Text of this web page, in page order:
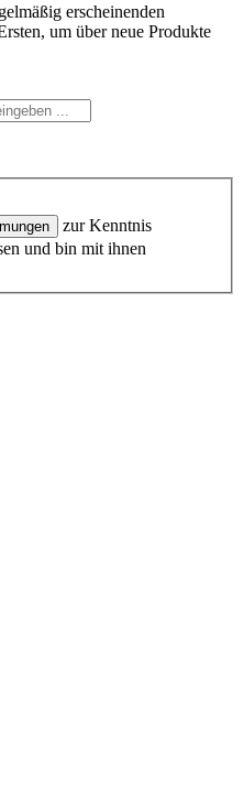
erscheinenden
um über neue Produkte
zur Kenntnis
und bin mit ihnen